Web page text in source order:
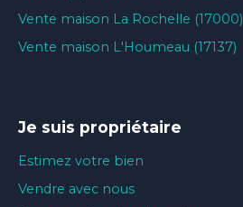
Vente maison La Rochelle (17000)
Vente maison L'Houmeau (17137)
Je suis propriétaire
Estimez votre bien
Vendre avec nous